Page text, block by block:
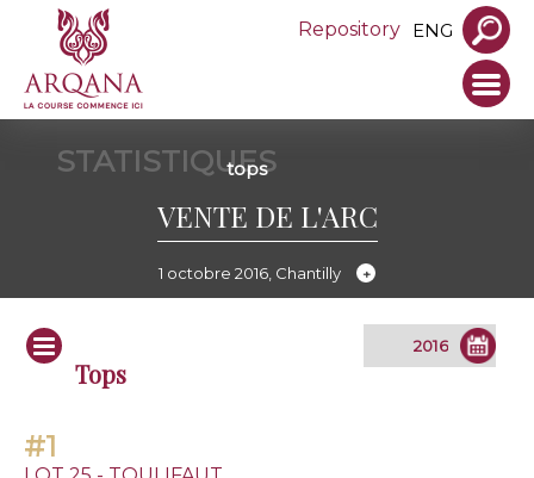
Repository ENG
STATISTIQUES
tops
VENTE DE L'ARC
1 octobre 2016, Chantilly
Tops
#1